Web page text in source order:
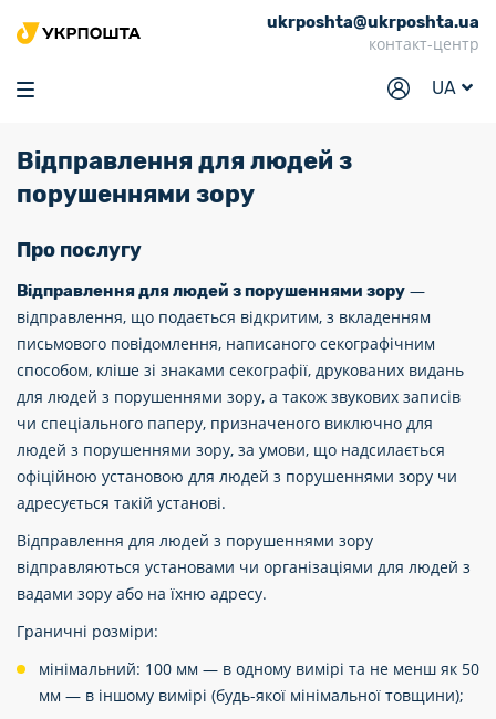
ukrposhta@ukrposhta.ua
контакт-центр
UA
Головна
Маркет
Трекінг
Послуги
Тарифи
Відділення
Філателія
Для бізнесу
Відправлення для людей з
порушеннями зору
Про послугу
Відправлення для людей з порушеннями зору —
відправлення, що подається відкритим, з вкладенням
письмового повідомлення, написаного секографічним
способом, кліше зі знаками секографії, друкованих видань
для людей з порушеннями зору, а також звукових записів
чи спеціального паперу, призначеного виключно для
людей з порушеннями зору, за умови, що надсилається
офіційною установою для людей з порушеннями зору чи
адресується такій установі.
Відправлення для людей з порушеннями зору
відправляються установами чи організаціями для людей з
вадами зору або на їхню адресу.
Граничні розміри:
мінімальний: 100 мм — в одному вимірі та не менш як 50
мм — в іншому вимірі (будь-якої мінімальної товщини);